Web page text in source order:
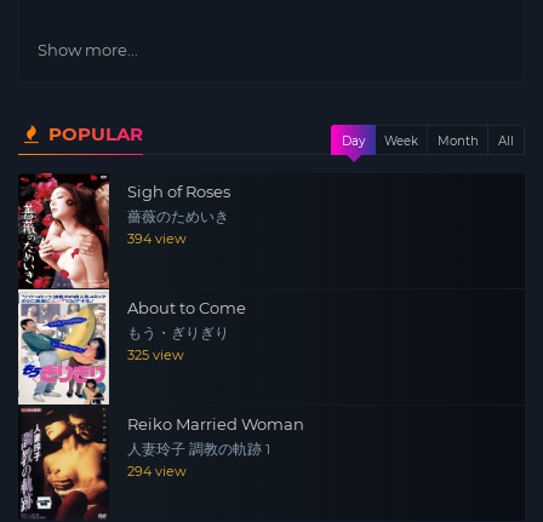
Show more...
POPULAR Day Week Month All
Sigh of Roses
薔薇のためいき
394 view
About to Come
もう・ぎりぎり
325 view
Reiko Married Woman
人妻玲子 調教の軌跡 1
294 view